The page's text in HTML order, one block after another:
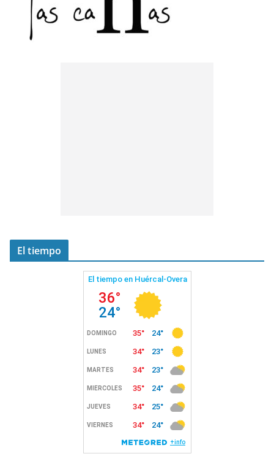
El tiempo